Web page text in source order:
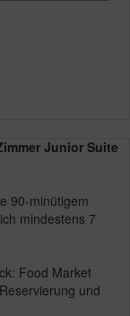
Junior Suite
90-minütigem
mindestens 7
Food Market
und